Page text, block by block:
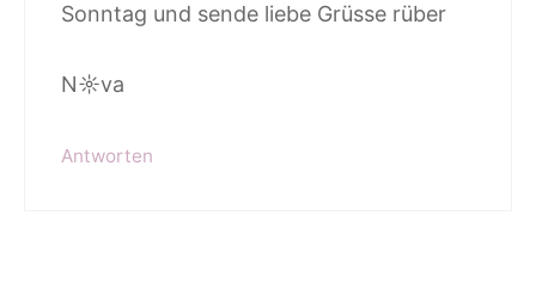
Sonntag und sende liebe Grüsse rüber
N☼va
Antworten